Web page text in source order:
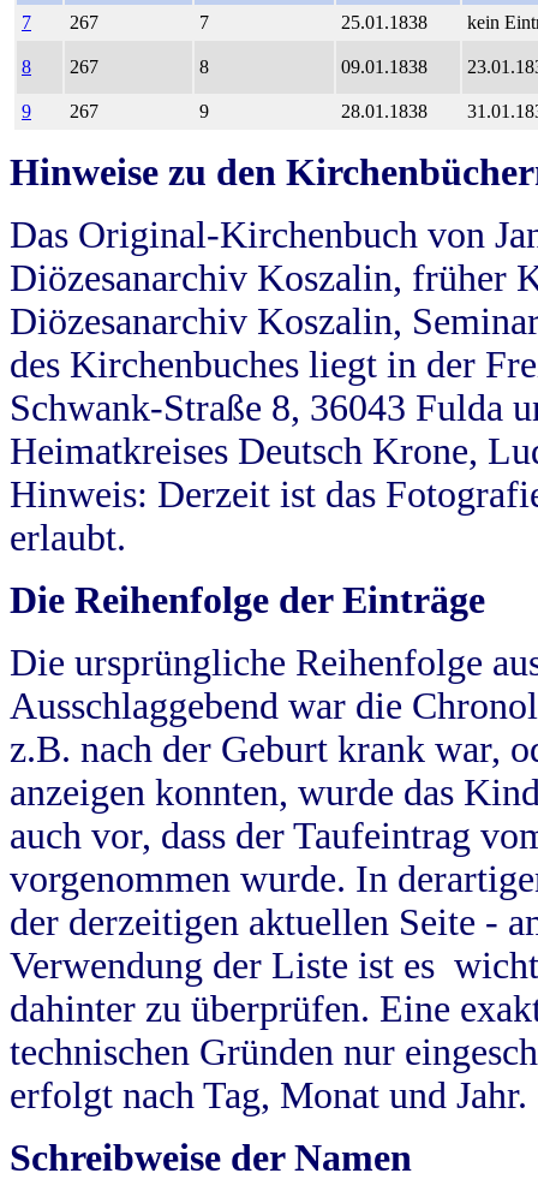
7
267 7 25.01.1838 kein
8 267 8 09.01.1838
9 267 9 28.01.1838
Hinweise zu den
Das Original-Kirchenbuch von
Diözesanarchiv Koszalin, früher
Diözesanarchiv Koszalin,
des Kirchenbuches liegt in der
Schwank-Straße 8, 36043 Fulda
Heimatkreises Deutsch Krone,
Hinweis: Derzeit ist das
erlaubt.
Die Reihenfolge der Einträge
Die ursprüngliche Reihenfolge
Ausschlaggebend war die
z.B. nach der Geburt krank war,
anzeigen konnten, wurde das
auch vor, dass der Taufeintrag
vorgenommen wurde. In
der derzeitigen aktuellen Seite -
Verwendung der Liste ist es
dahinter zu überprüfen. Eine
technischen Gründen nur
erfolgt nach Tag, Monat und Jahr.
Schreibweise der Namen